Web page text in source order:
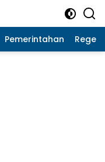
Pemerintahan